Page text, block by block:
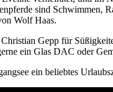
sind Schwimmen,
Wolf Haas.
Gepp für
ein Glas DAC oder
ein beliebtes